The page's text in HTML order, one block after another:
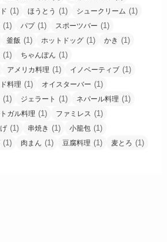
(1) ほうとう (1) シュークリーム (1)
(1) パプ(1) スポーツバー (1)
釜飯 (1) ホットドッグ (1) かき (1)
(1) ちゃんぽん (1)
アメリカ料理 (1) イノベーティブ (1)
料理 (1) オイスターバー (1)
(1) ジェラート (1) ネパール料理 (1)
ガル料理 (1) ファミレス (1)
(1) 串焼き (1) 小籠包 (1)
(1) 肉まん (1) 豆腐料理 (1) 麦とろ (1)